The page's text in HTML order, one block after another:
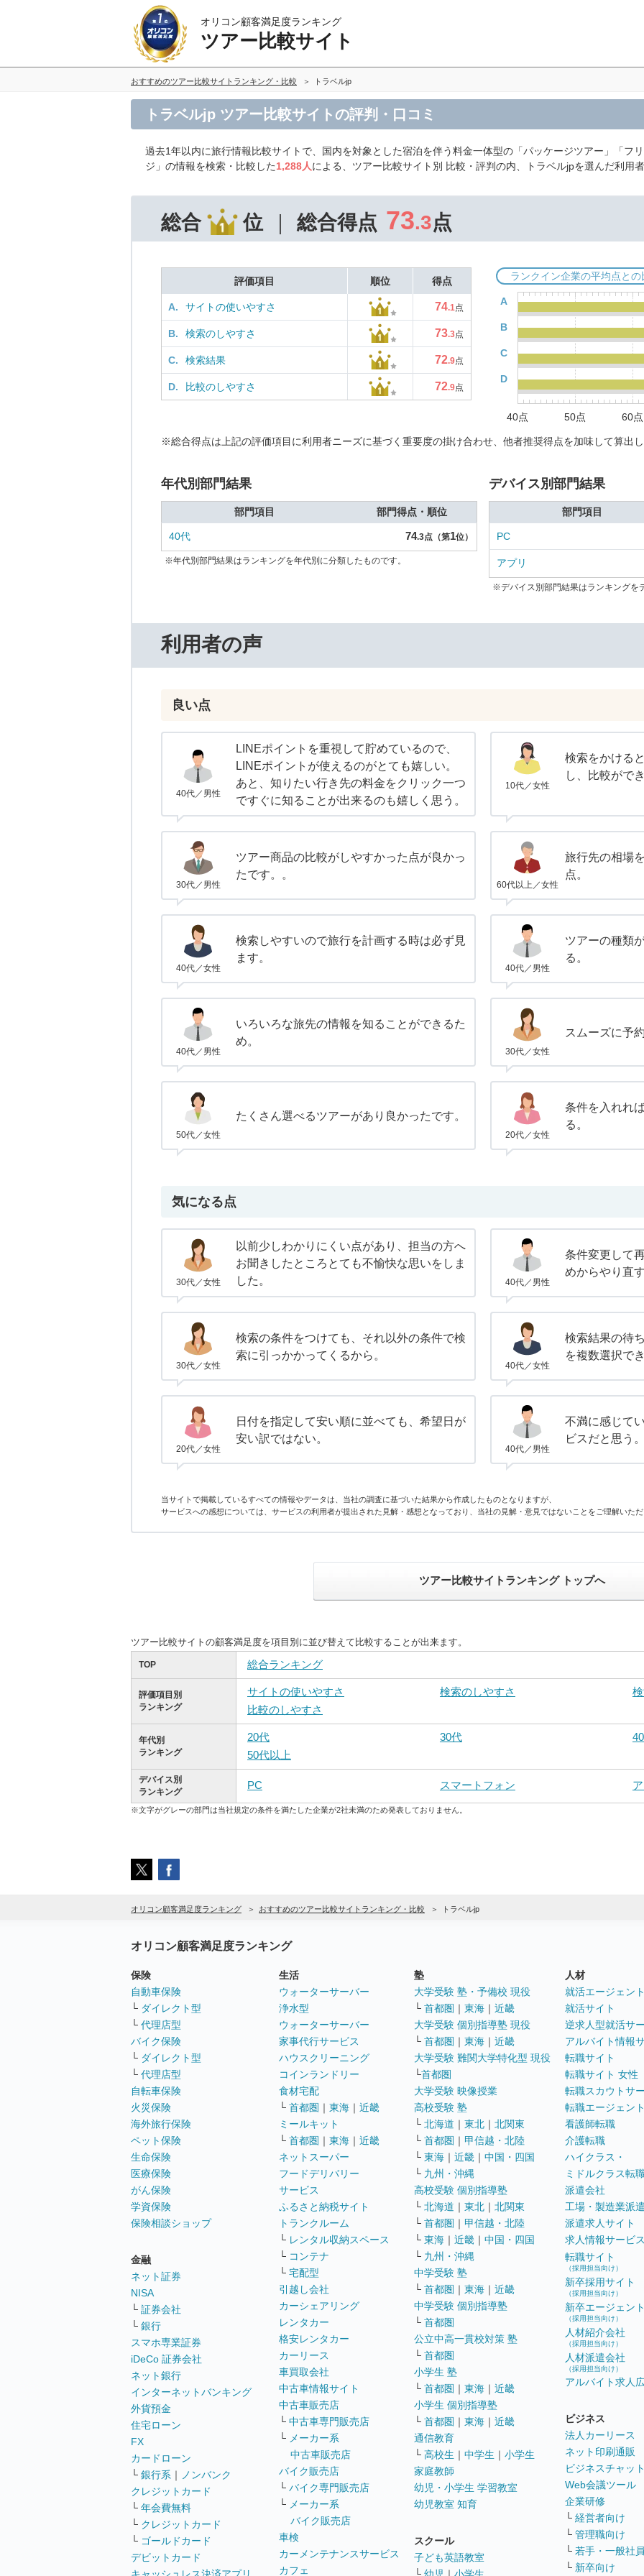
オリコン顧客満足度ランキング
ツアー比較サイト
おすすめのツアー比較サイトランキング・比較 トラベルjp
トラベルjp ツアー比較サイトの評判・口コミ
過去1年以内に旅行情報比較サイトで、国内を対象とした宿泊を伴う料金一体型の「パッケージツアー」「フ
ジ」の情報を検索・比較した1,288人による、ツアー比較サイト別 比較・評判の内、トラベルjpを選んだ利用
総合 位 総合得点 73.3点
評価項目 順位 得点
A. サイトの使いやすさ 74.1点
B. 検索のしやすさ 73.3点
C. 検索結果 72.9点
D. 比較のしやすさ 72.9点
ランクイン企業の平均点との
A
B
C
D
40点 50点 60点
※総合得点は上記の評価項目に利用者ニーズに基づく重要度の掛け合わせ、他者推奨得点を加味して算出し
年代別部門結果
部門項目 部門得点・順位
40代 74.3点（第1位）
※年代別部門結果はランキングを年代別に分類したものです。
デバイス別部門結果
部門項目
PC
アプリ
※デバイス別部門結果はランキングを
利用者の声
良い点
40代／男性
LINEポイントを重視して貯めているので、
LINEポイントが使えるのがとても嬉しい。
あと、知りたい行き先の料金をクリック一つ
ですぐに知ることが出来るのも嬉しく思う。
10代／女性
検索をかける
し、比較がで
30代／男性
ツアー商品の比較がしやすかった点が良かっ
たです。。
60代以上／女性
旅行先の相場
点。
40代／女性
検索しやすいので旅行を計画する時は必ず見
ます。
40代／男性
ツアーの種類
る。
40代／男性
いろいろな旅先の情報を知ることができるた
め。
30代／女性
スムーズに予
50代／女性
たくさん選べるツアーがあり良かったです。
20代／女性
条件を入れれ
る。
気になる点
30代／女性
以前少しわかりにくい点があり、担当の方へ
お聞きしたところとても不愉快な思いをしま
した。
40代／男性
条件変更して
めからやり直
30代／女性
検索の条件をつけても、それ以外の条件で検
索に引っかかってくるから。
40代／女性
検索結果の待
を複数選択で
20代／女性
日付を指定して安い順に並べても、希望日が
安い訳ではない。
40代／男性
不満に感じて
ビスだと思う。
当サイトで掲載しているすべての情報やデータは、当社の調査に基づいた結果から作成したものとなりますが、
サービスへの感想については、サービスの利用者が提出された見解・感想となっており、当社の見解・意見ではないことをご理解いただ
ツアー比較サイトランキング トップへ
ツアー比較サイトの顧客満足度を項目別に並び替えて比較することが出来ます。
TOP 総合ランキング
評価項目別
ランキング
サイトの使いやすさ 検索のしやすさ
比較のしやすさ
年代別
ランキング
20代 30代
50代以上
デバイス別
ランキング
PC スマートフォン
※文字がグレーの部門は当社規定の条件を満たした企業が2社未満のため発表しておりません。
オリコン顧客満足度ランキング おすすめのツアー比較サイトランキング・比較 トラベルjp
オリコン顧客満足度ランキング
保険
自動車保険
└ ダイレクト型
└ 代理店型
バイク保険
└ ダイレクト型
└ 代理店型
自転車保険
火災保険
海外旅行保険
ペット保険
生命保険
医療保険
がん保険
学資保険
保険相談ショップ
金融
ネット証券
NISA
└ 証券会社
└ 銀行
スマホ専業証券
iDeCo 証券会社
ネット銀行
インターネットバンキング
外貨預金
住宅ローン
FX
カードローン
└ 銀行系 ｜
ノンバンク
クレジットカード
└ 年会費無料
└ クレジットカード
└ ゴールドカード
デビットカード
生活
ウォーターサーバー
浄水型
ウォーターサーバー
家事代行サービス
ハウスクリーニング
コインランドリー
食材宅配
└ 首都圏 ｜ 東海 ｜ 近畿
ミールキット
└ 首都圏 ｜ 東海 ｜ 近畿
ネットスーパー
フードデリバリー
サービス
ふるさと納税サイト
トランクルーム
└ レンタル収納スペース
└ コンテナ
└ 宅配型
引越し会社
カーシェアリング
レンタカー
格安レンタカー
カーリース
車買取会社
中古車情報サイト
中古車販売店
└ 中古車専門販売店
└ メーカー系
中古車販売店
バイク販売店
└ バイク専門販売店
└ メーカー系
バイク販売店
車検
カーメンテナンスサービス
カフェ
塾
大学受験 塾・予備校 現役
└ 首都圏 ｜ 東海 ｜ 近畿
大学受験 個別指導塾 現役
└ 首都圏 ｜ 東海 ｜ 近畿
大学受験 難関大学特化型 現役
└首都圏
大学受験 映像授業
高校受験 塾
└ 北海道 ｜ 東北 ｜ 北関東
└ 首都圏 ｜ 甲信越・北陸
└ 東海 ｜ 近畿 ｜ 中国・四国
└ 九州・沖縄
高校受験 個別指導塾
└ 北海道 ｜ 東北 ｜ 北関東
└ 首都圏 ｜ 甲信越・北陸
└ 東海 ｜ 近畿 ｜ 中国・四国
└ 九州・沖縄
中学受験 塾
└ 首都圏 ｜ 東海 ｜ 近畿
中学受験 個別指導塾
└ 首都圏
公立中高一貫校対策 塾
└ 首都圏
小学生 塾
└ 首都圏 ｜ 東海 ｜ 近畿
小学生 個別指導塾
└ 首都圏 ｜ 東海 ｜ 近畿
通信教育
└ 高校生 ｜ 中学生 ｜ 小学生
家庭教師
幼児・小学生 学習教室
幼児教室 知育
スクール
子ども英語教室
人材
就活エージェント
就活サイト
逆求人型就活サ
アルバイト情報
転職サイト
転職サイト 女性
転職スカウトサ
転職エージェント
看護師転職
介護転職
ハイクラス・
ミドルクラス転
派遣会社
工場・製造業派遣
派遣求人サイト
求人情報サービス
転職サイト
（採用担当向け）
新卒採用サイト
（採用担当向け）
新卒エージェント
（採用担当向け）
人材紹介会社
（採用担当向け）
人材派遣会社
（採用担当向け）
アルバイト求人
ビジネス
法人カーリース
ネット印刷通販
ビジネスチャッ
Web会議ツール
企業研修
└ 経営者向け
└ 管理職向け
└ 若手・一般社
└ 新卒向け